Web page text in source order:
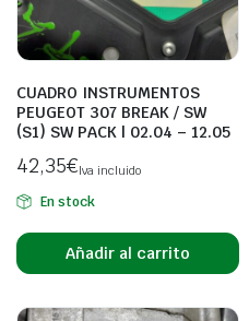
CUADRO INSTRUMENTOS
PEUGEOT 307 BREAK / SW
(S1) SW PACK | 02.04 – 12.05
42,35€Iva incluido
En stock
Añadir al carrito